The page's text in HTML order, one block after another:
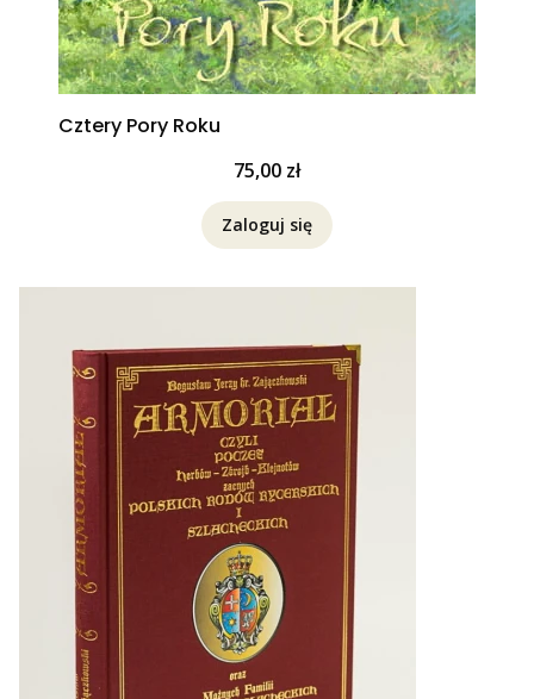
Cztery Pory Roku
Cena
75,00 zł
Zaloguj się